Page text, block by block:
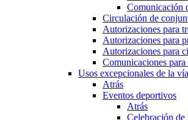
Comunicación
Circulación de
Autorizaciones para
Autorizaciones para
Autorizaciones para
Comunicaciones
Usos excepcionales de la vía
Atrás
Eventos deportivos
Atrás
Celebración